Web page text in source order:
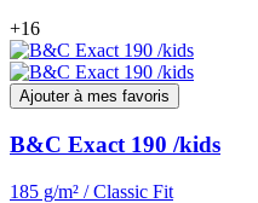
+16
Ajouter à mes favoris
B&C Exact 190 /kids
185 g/m² / Classic Fit